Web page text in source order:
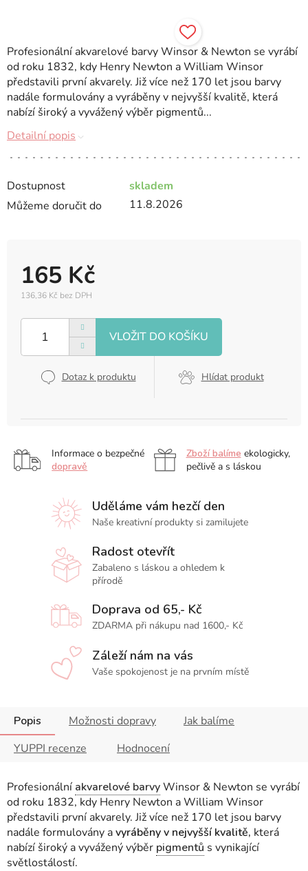
Dostupnost
skladem
Můžeme doručit do
11.8.2026
165 Kč
136,36 Kč bez DPH
cena:
Dotaz k produktu Hlídat produkt
Profesionální akvarelové barvy Winsor & Newton se vyrábí
od roku 1832, kdy Henry Newton a William Winsor
představili první akvarely. Již více než 170 let jsou barvy
nadále formulovány a vyráběny v nejvyšší kvalitě, která
nabízí široký a vyvážený výběr pigmentů...
Detailní popis
Informace o bezpečné
dopravě
Zboží balíme ekologicky,
pečlivě a s láskou
Uděláme vám hezčí den
Naše kreativní produkty si zamilujete
Radost otevřít
Zabaleno s láskou a ohledem k
přírodě
Doprava od 65,- Kč
ZDARMA při nákupu nad 1600,- Kč
Záleží nám na vás
Vaše spokojenost je na prvním místě
Popis Možnosti dopravy
Jak balíme
YUPPI recenze
Hodnocení
Profesionální akvarelové barvyWinsor & Newton se vyrábí
od roku 1832, kdy Henry Newton a William Winsor
představili první akvarely. Již více než 170 let jsou barvy
nadále formulovány avyráběny v nejvyšší kvalitě, která
nabízí široký a vyvážený výběr pigmentů s vynikající
světlostálostí.